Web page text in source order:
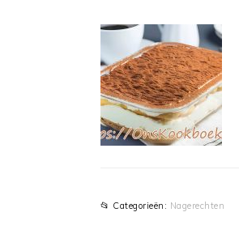
📂 Categorieën: Nagerechten